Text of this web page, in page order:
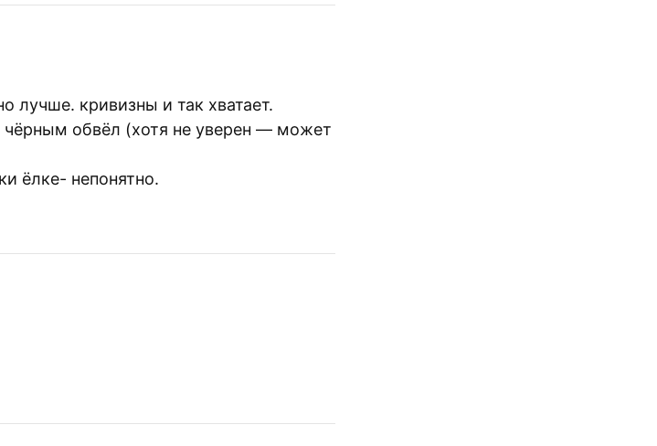
лучше. кривизны и так хватает.
чёрным обвёл (хотя не уверен — может
ёлке- непонятно.